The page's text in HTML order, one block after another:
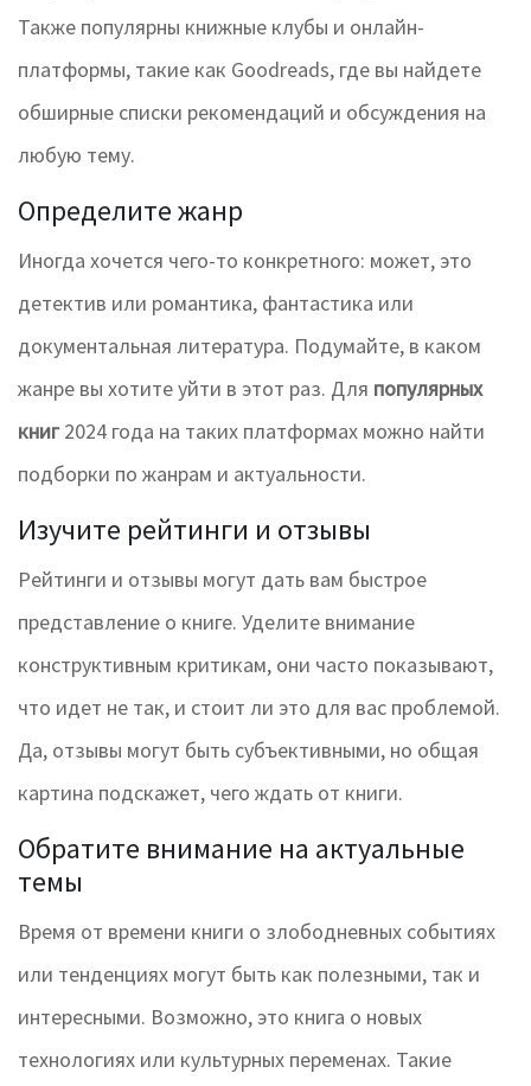
Также популярны книжные клубы и онлайн-
платформы, такие как Goodreads, где вы найдете
обширные списки рекомендаций и обсуждения на
любую тему.
Определите жанр
Иногда хочется чего-то конкретного: может, это
детектив или романтика, фантастика или
документальная литература. Подумайте, в каком
жанре вы хотите уйти в этот раз. Для популярных
книг2024 года на таких платформах можно найти
подборки по жанрам и актуальности.
Изучите рейтинги и отзывы
Рейтинги и отзывы могут дать вам быстрое
представление о книге. Уделите внимание
конструктивным критикам, они часто показывают,
что идет не так, и стоит ли это для вас проблемой.
Да, отзывы могут быть субъективными, но общая
картина подскажет, чего ждать от книги.
Обратите внимание на актуальные
темы
Время от времени книги о злободневных событиях
или тенденциях могут быть как полезными, так и
интересными. Возможно, это книга о новых
технологиях или культурных переменах. Такие